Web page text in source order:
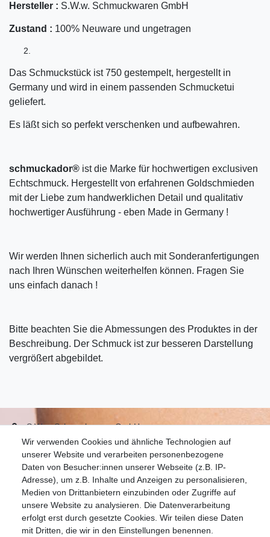
Hersteller : S.W.w. Schmuckwaren GmbH
Zustand : 100% Neuware und ungetragen
Das Schmuckstück ist 750 gestempelt, hergestellt in
Germany und wird in einem passenden Schmucketui
geliefert.
Es läßt sich so perfekt verschenken und aufbewahren.
schmuckador® ist die Marke für hochwertigen exclusiven
Echtschmuck. Hergestellt von erfahrenen Goldschmieden
mit der Liebe zum handwerklichen Detail und qualitativ
hochwertiger Ausführung - eben Made in Germany !
Wir werden Ihnen sicherlich auch mit Sonderanfertigungen
nach Ihren Wünschen weiterhelfen können. Fragen Sie
uns einfach danach !
Bitte beachten Sie die Abmessungen des Produktes in der
Beschreibung. Der Schmuck ist zur besseren Darstellung
vergrößert abgebildet.
Wir verwenden Cookies und ähnliche Technologien auf
unserer Website und verarbeiten personenbezogene
Daten von Besucher:innen unserer Webseite (z.B. IP-
Adresse), um z.B. Inhalte und Anzeigen zu personalisieren,
Medien von Drittanbietern einzubinden oder Zugriffe auf
unsere Website zu analysieren. Die Datenverarbeitung
erfolgt erst durch gesetzte Cookies. Wir teilen diese Daten
mit Dritten, die wir in den Einstellungen benennen.
S.W.w. Schmuckwaren GmbH
07051-9608828
info@schmuckador.de
Montag bis Freitag 8.30 – 12.00 Uhr und 13.30 bis 17.30 Uhr
Widerrufs­recht Widerrufs­formular Impressum